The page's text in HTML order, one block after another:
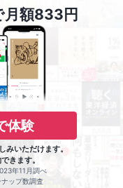
月額833円
体験
いただけます。
きます。
年11月調べ
ップ数調査